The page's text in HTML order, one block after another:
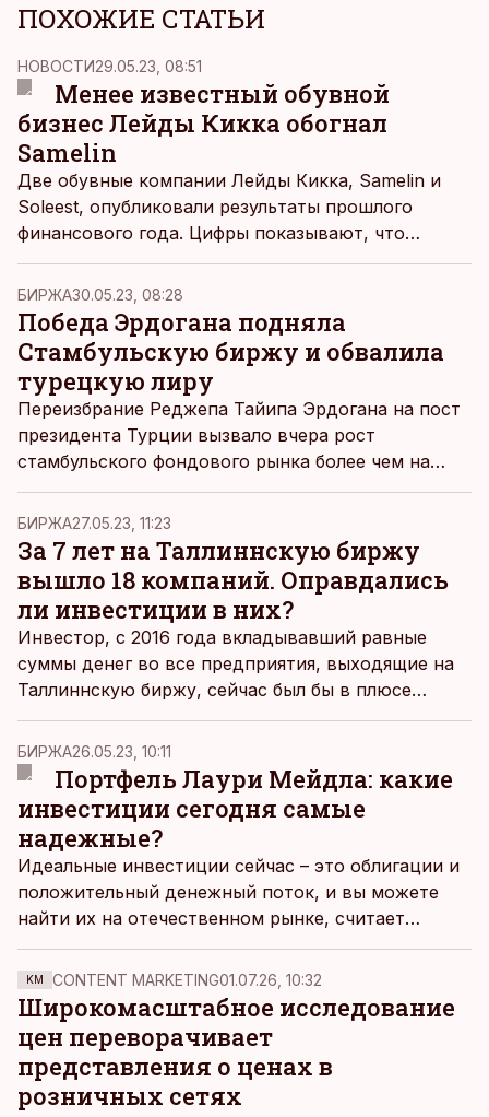
ПОХОЖИЕ СТАТЬИ
НОВОСТИ29.05.23, 08:51
Менее известный обувной
бизнес Лейды Кикка обогнал
Samelin
Две обувные компании Лейды Кикка, Samelin и
Soleest, опубликовали результаты прошлого
финансового года. Цифры показывают, что
оборот и прибыль Soleest намного превышали
оборот и прибыль более известного Samelin.
БИРЖА30.05.23, 08:28
Победа Эрдогана подняла
Стамбульскую биржу и обвалила
турецкую лиру
Переизбрание Реджепа Тайипа Эрдогана на пост
президента Турции вызвало вчера рост
стамбульского фондового рынка более чем на
четыре процента, а курс турецкой лиры упал при
этом до рекордно низкого уровня.
БИРЖА27.05.23, 11:23
За 7 лет на Таллиннскую биржу
вышло 18 компаний. Оправдались
ли инвестиции в них?
Инвестор, с 2016 года вкладывавший равные
суммы денег во все предприятия, выходящие на
Таллиннскую биржу, сейчас был бы в плюсе
только благодаря LHV.
БИРЖА26.05.23, 10:11
Портфель Лаури Мейдла: какие
инвестиции сегодня самые
надежные?
Идеальные инвестиции сейчас – это облигации и
положительный денежный поток, и вы можете
найти их на отечественном рынке, считает
инвестор Лаури Мейдла. Он открыл Äripäev
содержимое своего портфеля.
KM CONTENT MARKETING01.07.26, 10:32
Широкомасштабное исследование
цен переворачивает
представления о ценах в
розничных сетях